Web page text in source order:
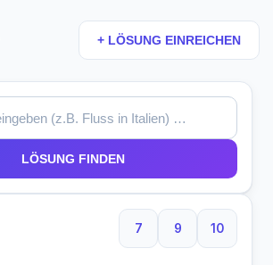
+ LÖSUNG EINREICHEN
LÖSUNG FINDEN
7
7 Buchstaben
9
9 Buchstaben
10
10